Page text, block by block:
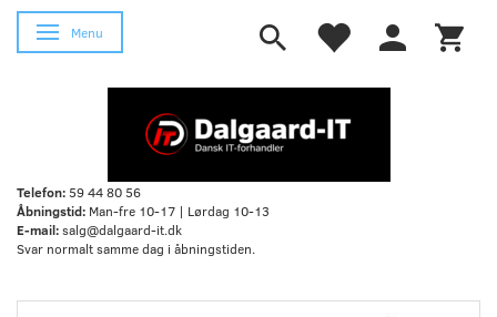
Skifte navigation
Menu
Telefon:59 44 80 56
Åbningstid: Man-fre 10-17 | Lørdag 10-13
E-mail:salg@dalgaard-it.dk
Svar normalt samme dag i åbningstiden.